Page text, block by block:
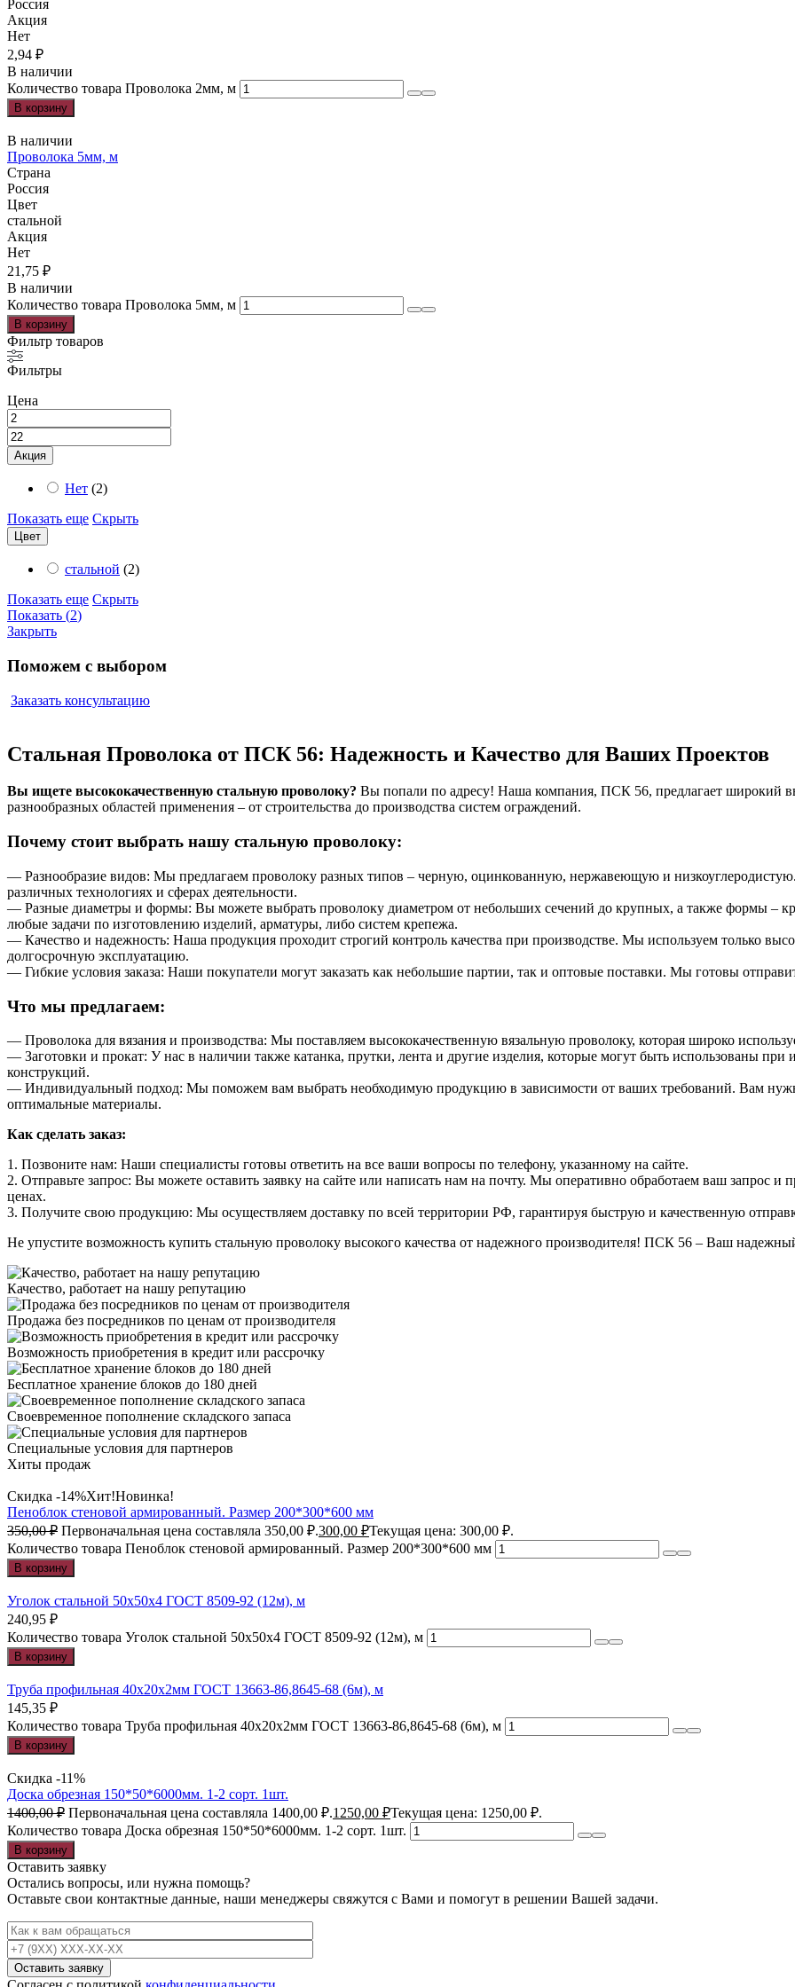
Россия
Акция
Нет
2,94 ₽
В наличии
Количество товара Проволока 2мм, м
В корзину
В наличии
Проволока 5мм, м
Страна
Россия
Цвет
стальной
Акция
Нет
21,75 ₽
В наличии
Количество товара Проволока 5мм, м
В корзину
Фильтр товаров
Фильтры
Цена
Акция
Нет (2)
Показать еще Скрыть
Цвет
стальной (2)
Показать еще Скрыть
Показать (2)
Закрыть
Поможем с выбором
Заказать консультацию
Стальная Проволока от ПСК 56: Надежность и Качество для Ваших Проектов
Вы ищете высококачественную стальную проволоку? Вы попали по адресу! Наша компания, ПСК 56, предлагает широкий
разнообразных областей применения – от строительства до производства систем ограждений.
Почему стоит выбрать нашу стальную проволоку:
— Разнообразие видов: Мы предлагаем проволоку разных типов – черную, оцинкованную, нержавеющую и
различных технологиях и сферах деятельности.
— Разные диаметры и формы: Вы можете выбрать проволоку диаметром от небольших сечений до крупных, а также формы –
любые задачи по изготовлению изделий, арматуры, либо систем крепежа.
— Качество и надежность: Наша продукция проходит строгий контроль качества при производстве. Мы используем только
долгосрочную эксплуатацию.
— Гибкие условия заказа: Наши покупатели могут заказать как небольшие партии, так и оптовые поставки. Мы готовы
Что мы предлагаем:
— Проволока для вязания и производства: Мы поставляем высококачественную вязальную проволоку, которая широко
— Заготовки и прокат: У нас в наличии также катанка, прутки, лента и другие изделия, которые могут быть использованы
конструкций.
— Индивидуальный подход: Мы поможем вам выбрать необходимую продукцию в зависимости от ваших требований. Вам
оптимальные материалы.
Как сделать заказ:
1. Позвоните нам: Наши специалисты готовы ответить на все ваши вопросы по телефону, указанному на сайте.
2. Отправьте запрос: Вы можете оставить заявку на сайте или написать нам на почту. Мы оперативно обработаем ваш
ценах.
3. Получите свою продукцию: Мы осуществляем доставку по всей территории РФ, гарантируя быструю и качественную
Не упустите возможность купить стальную проволоку высокого качества от надежного производителя! ПСК 56 – Ваш
Качество, работает на нашу репутацию
Продажа без посредников по ценам от производителя
Возможность приобретения в кредит или рассрочку
Бесплатное хранение блоков до 180 дней
Своевременное пополнение складского запаса
Специальные условия для партнеров
Хиты продаж
Скидка -14%Хит!Новинка!
Пеноблок стеновой армированный. Размер 200*300*600 мм
350,00₽ Первоначальная цена составляла 350,00 ₽.300,00 ₽Текущая цена: 300,00 ₽.
Количество товара Пеноблок стеновой армированный. Размер 200*300*600 мм
В корзину
Уголок стальной 50х50х4 ГОСТ 8509-92 (12м), м
240,95 ₽
Количество товара Уголок стальной 50х50х4 ГОСТ 8509-92 (12м), м
В корзину
Труба профильная 40х20х2мм ГОСТ 13663-86,8645-68 (6м), м
145,35 ₽
Количество товара Труба профильная 40х20х2мм ГОСТ 13663-86,8645-68 (6м), м
В корзину
Скидка -11%
Доска обрезная 150*50*6000мм. 1-2 сорт. 1шт.
1400,00₽ Первоначальная цена составляла 1400,00 ₽.1250,00 ₽Текущая цена: 1250,00 ₽.
Количество товара Доска обрезная 150*50*6000мм. 1-2 сорт. 1шт.
В корзину
Оставить заявку
Остались вопросы, или нужна помощь?
Оставьте свои контактные данные, наши менеджеры свяжутся с Вами и помогут в решении Вашей задачи.